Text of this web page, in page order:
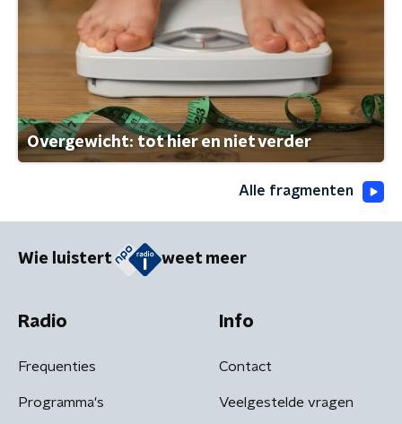
Overgewicht: tot hier en niet verder
Alle fragmenten
Wie luistert weet meer
Radio
Frequenties
Programma's
Info
Contact
Veelgestelde vragen